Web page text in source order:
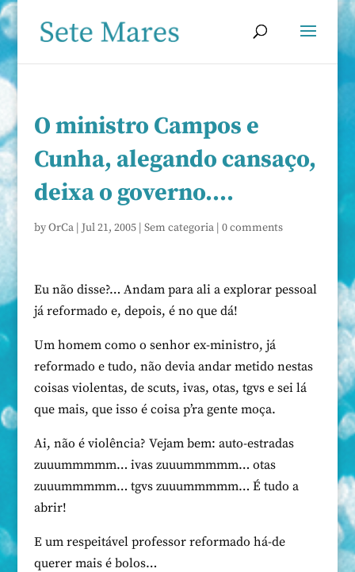
O ministro Campos e
Cunha, alegando cansaço,
deixa o governo….
byOrCa| Jul 21, 2005| Sem categoria| 0 comments
Eu não disse?… Andam para ali a explorar pessoal
já reformado e, depois, é no que dá!
Um homem como o senhor ex-ministro, já
reformado e tudo, não devia andar metido nestas
coisas violentas, de scuts, ivas, otas, tgvs e sei lá
que mais, que isso é coisa p’ra gente moça.
Ai, não é violência? Vejam bem: auto-estradas
zuuummmmm… ivas zuuummmmm… otas
zuuummmmm… tgvs zuuummmmm… É tudo a
abrir!
E um respeitável professor reformado há-de
querer mais é bolos…